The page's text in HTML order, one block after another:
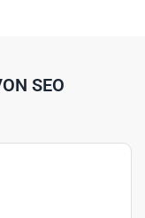
SEO